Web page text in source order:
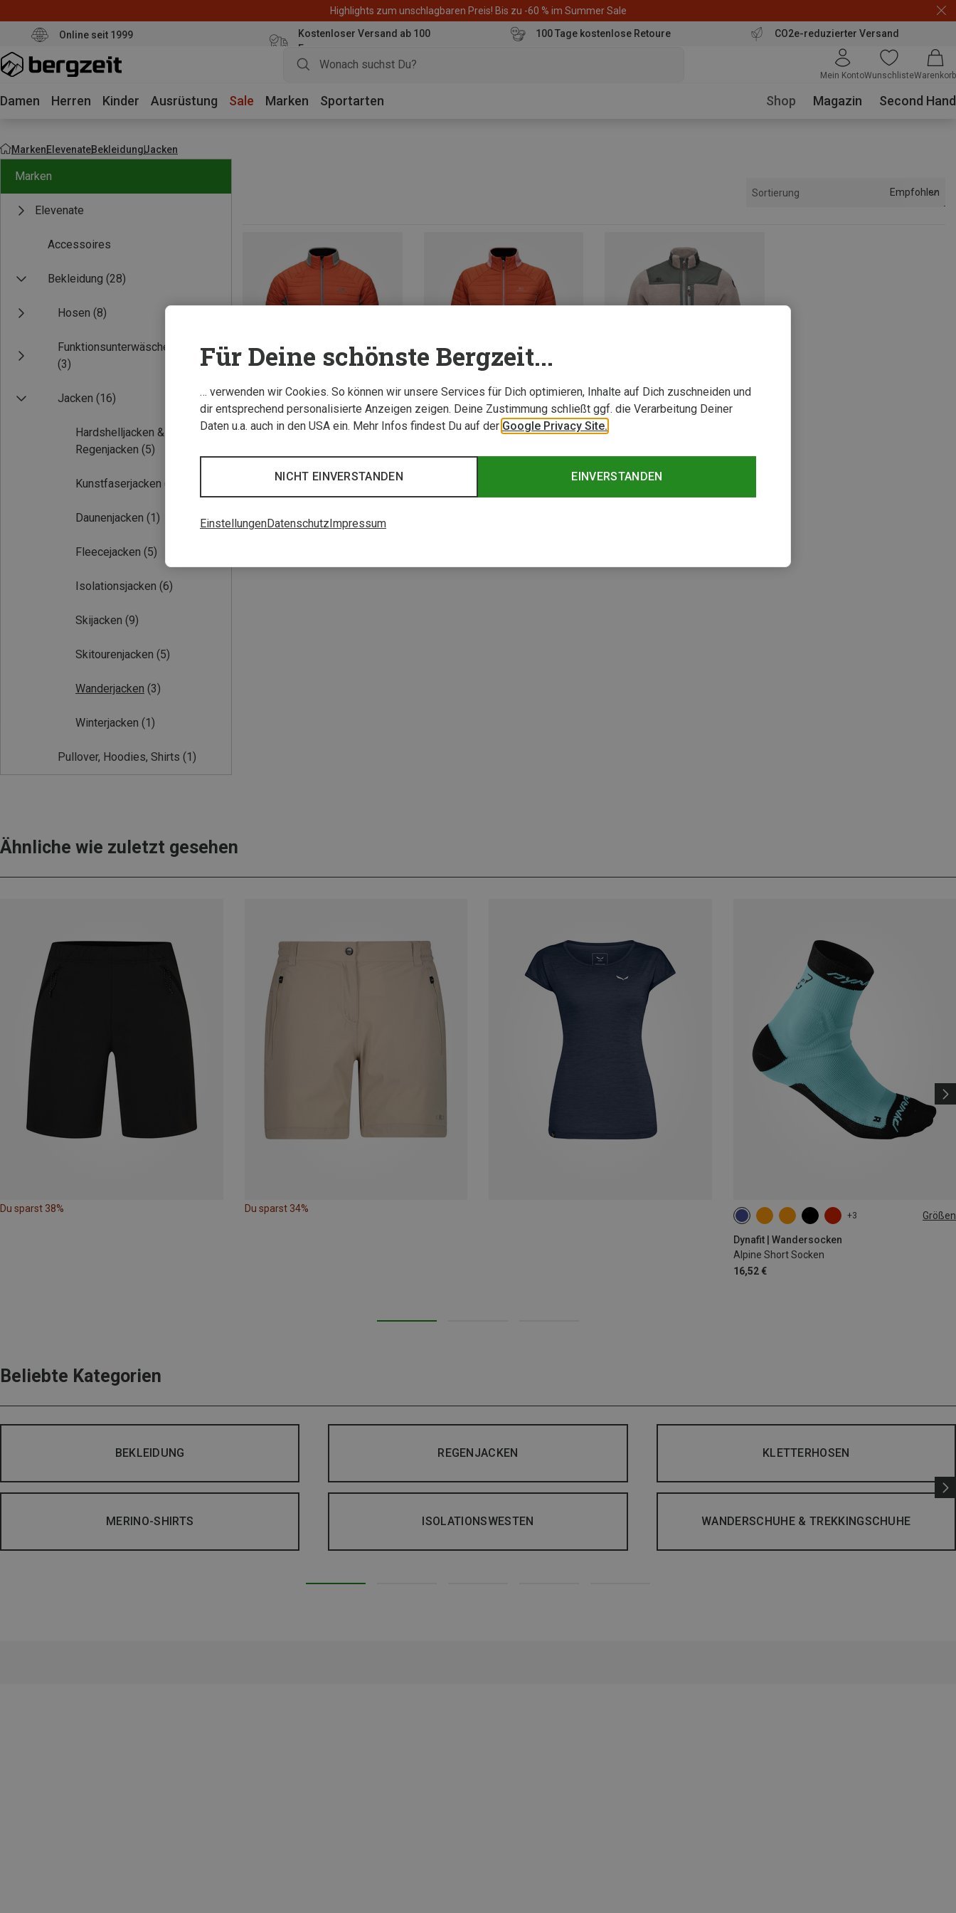
Highlights zum unschlagbaren Preis! Bis zu -60 % im Summer Sale
Online seit 1999
Kostenloser Versand ab 100
Euro
100 Tage kostenlose Retoure CO2e-reduzierter Versand
Mein KontoWunschlisteWarenkorb
Damen Herren Kinder Ausrüstung Sale Marken Sportarten Shop Magazin Second Hand
MarkenElevenateBekleidungJacken
Marken
Elevenate
Accessoires
Bekleidung (28)
Hosen (8)
Funktionsunterwäsche
(3)
Jacken (16)
Hardshelljacken &
Regenjacken (5)
Kunstfaserjacken (4)
Daunenjacken (1)
Fleecejacken (5)
Isolationsjacken (6)
Skijacken (9)
Skitourenjacken (5)
Wanderjacken (3)
Winterjacken (1)
Pullover, Hoodies, Shirts (1)
Sortierung Empfohlen
Du sparst 28% Du sparst 28% Du sparst 17%
Ähnliche wie zuletzt gesehen
Du sparst 38% Du sparst 34%
+3 Größen
Dynafit | Wandersocken
Alpine Short Socken
16,52 €
35|36|37|38 39|40|41|42
Beliebte Kategorien
BEKLEIDUNG REGENJACKEN KLETTERHOSEN
MERINO-SHIRTS ISOLATIONSWESTEN WANDERSCHUHE & TREKKINGSCHUHE
Für Deine schönste Bergzeit...
… verwenden wir Cookies. So können wir unsere Services für Dich optimieren, Inhalte auf Dich zuschneiden und
dir entsprechend personalisierte Anzeigen zeigen. Deine Zustimmung schließt ggf. die Verarbeitung Deiner
Daten u.a. auch in den USA ein. Mehr Infos findest Du auf der Google Privacy Site.
EINVERSTANDEN
NICHT EINVERSTANDEN
EinstellungenDatenschutzImpressum